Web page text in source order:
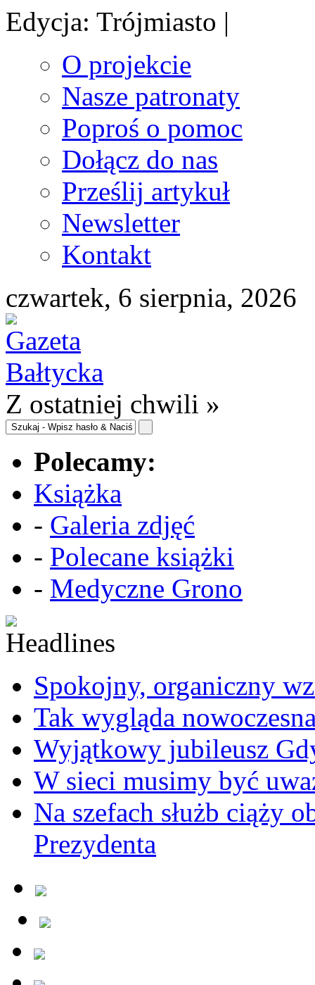
Edycja: Trójmiasto |
O projekcie
Nasze patronaty
Poproś o pomoc
Dołącz do nas
Prześlij artykuł
Newsletter
Kontakt
czwartek, 6 sierpnia, 2026
Z ostatniej chwili »
Polecamy:
Książka
- Galeria zdjęć
- Polecane książki
- Medyczne Grono
Spokojny, organiczny
Tak wygląda
Wyjątkowy jubileusz
W sieci musimy być
Na szefach służb ciąży
Prezydenta